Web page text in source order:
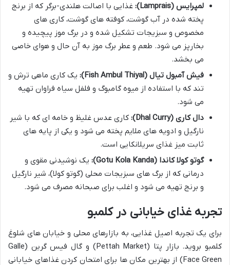
لمپرایس (Lamprais):
غذایی با اصالت هلندی-برگر که از برنج
پخته شده در آب گوشت، کوفته های گوشت، کاری های
مخصوص و سبزیجات تشکیل شده و در برگ موز پیچیده و
بخارپز می شود. طعم و عطر برگ موز به آن حال و هوای خاصی
می بخشد.
فیش آمبول تیال (Fish Ambul Thiyal):
یک کاری ماهی ترش و
تند که با استفاده از میوه گامبوگ و فلفل سیاه فراوان تهیه
می شود.
دال کاری (Dhal Curry):
کاری عدس غلیظ و خامه ای که با شیر
نارگیل و ادویه های ملایم پخته می شود و یکی از پایه های
ثابت میز غذای سریلانکایی است.
گوتو کولا کاندا (Gotu Kola Kanda):
یک نوشیدنی مقوی و
درمانی که از برگ های سبزیجات محلی (گوتو کولا)، شیر نارگیل
و برنج تهیه می شود و اغلب برای صبحانه مصرف می شود.
تجربه غذای خیابانی در کلمبو
برای یک تجربه اصیل غذایی، به بازارهای محلی و خیابان های شلوغ
کلمبو بروید. بازار پتا (Pettah Market) و گال فیس گرین (Galle
Face Green) از بهترین مکان ها برای امتحان کردن غذاهای خیابانی